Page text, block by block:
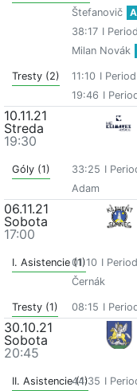
Štefanovič
38:17 I
Milan Novák
Tresty (2) 11:10 I
19:46 I
10.11.21
Streda
19:30
Góly (1) 33:25 I
Adam
06.11.21
Sobota
17:00
I. Asistencie (1)01:10 I
Černák
Tresty (1) 08:15 I
30.10.21
Sobota
20:45
II. Asistencie (1)
44:35 I